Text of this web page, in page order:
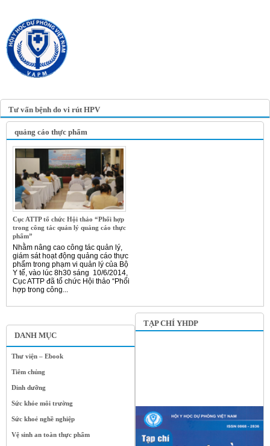
Tư vấn bệnh do vi rút HPV
DANH MỤC
Thư viện – Ebook
Tiêm chủng
Dinh dưỡng
Sức khỏe môi trường
Sức khoẻ nghề nghiệp
Vệ sinh an toàn thực phẩm
quảng cáo thực phẩm
Cục ATTP tổ chức Hội thảo “Phối hợp
trong công tác quản lý quảng cáo thực
phẩm”
Nhằm nâng cao công tác quản lý,
giám sát hoạt động quảng cáo thực
phẩm trong phạm vi quản lý của Bộ
Y tế, vào lúc 8h30 sáng 10/6/2014,
Cục ATTP đã tổ chức Hội thảo “Phối
hợp trong công...
TẠP CHÍ YHDP